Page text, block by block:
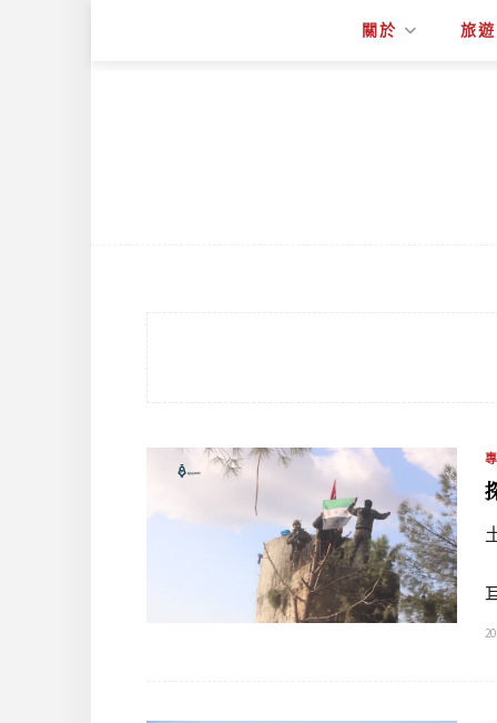
關於 旅遊